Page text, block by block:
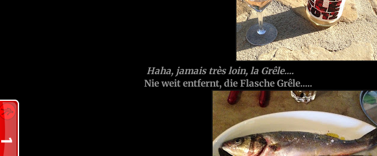
Haha, jamais très loin, la Grêle....
Nie weit entfernt, die Flasche Grêle.....